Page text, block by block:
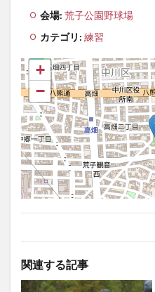
会場: 荒子公園野球場
カテゴリ: 練習
+
−
関連する記事